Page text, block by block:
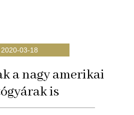
2020-03-18
a nagy amerikai
is